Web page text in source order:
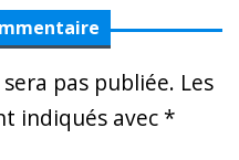
pas publiée. Les
indiqués avec *